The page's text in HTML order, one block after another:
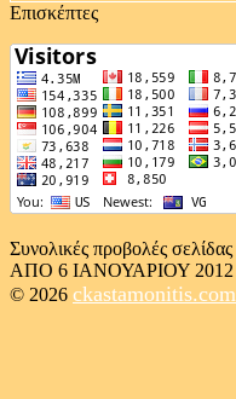
Επισκέπτες
Συνολικές προβολές σελίδας
ΑΠΟ 6 ΙΑΝΟΥΑΡΙΟΥ 2012
© 2026 ckastamonitis.com